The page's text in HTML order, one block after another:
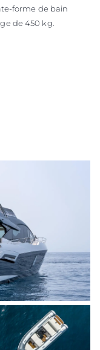
forme de bain
de 450 kg.